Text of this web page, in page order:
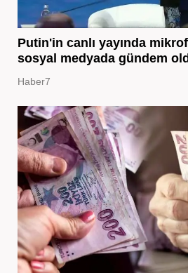
Putin'in canlı yayında
sosyal medyada gündem
Haber7